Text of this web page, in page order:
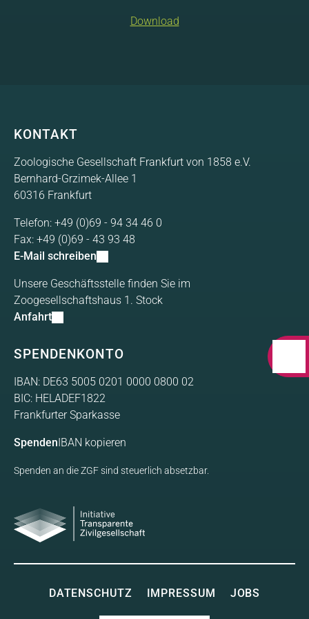
Loading PDF 41% ...
Download
KONTAKT
Zoologische Gesellschaft Frankfurt von 1858 e.V.
Bernhard-Grzimek-Allee 1
60316 Frankfurt
Telefon: +49 (0)69 - 94 34 46 0
Fax: +49 (0)69 - 43 93 48
E-Mail schreiben
Unsere Geschäftsstelle finden Sie im
Zoogesellschaftshaus 1. Stock
Anfahrt
SPENDENKONTO
IBAN: DE63 5005 0201 0000 0800 02
BIC: HELADEF1822
Frankfurter Sparkasse
SpendenIBAN kopieren
Spenden an die ZGF sind steuerlich absetzbar.
DATENSCHUTZ
IMPRESSUM JOBS